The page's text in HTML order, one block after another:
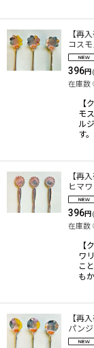
【再
コスモ
396円
在庫
【
モ
ル
す
【再
ヒマワ
396円
在庫
【
ワ
こ
も
【再
パン